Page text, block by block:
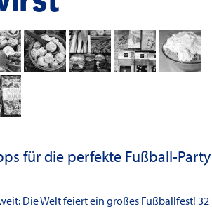
für die perfekte Fußball-Party
Die Welt feiert ein großes Fußballfest! 32